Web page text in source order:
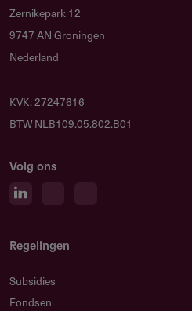
Zernikepark 12
9747 AN Groningen
Nederland
KVK: 27247616
BTW NLB109.05.802.B01
Volg ons
Regelingen
Subsidies
Fondsen